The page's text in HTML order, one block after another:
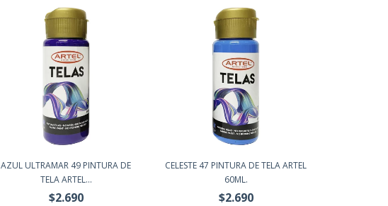
AZUL ULTRAMAR 49 PINTURA DE
TELA ARTEL...
$2.690
CELESTE 47 PINTURA DE TELA ARTEL
60ML.
$2.690